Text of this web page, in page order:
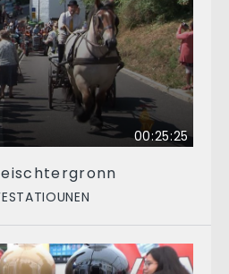
00:25:25